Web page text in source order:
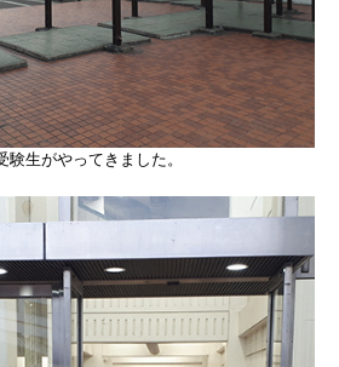
験生がやってきました。